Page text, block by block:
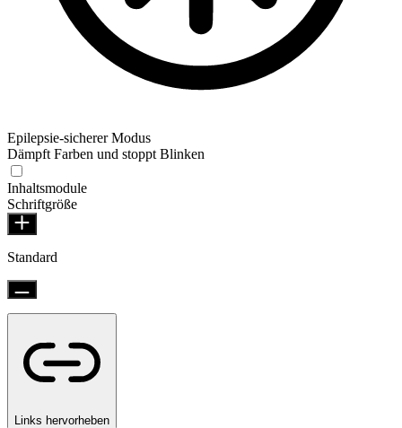
Epilepsie-sicherer Modus
Dämpft Farben und stoppt Blinken
Inhaltsmodule
Schriftgröße
Standard
Links hervorheben